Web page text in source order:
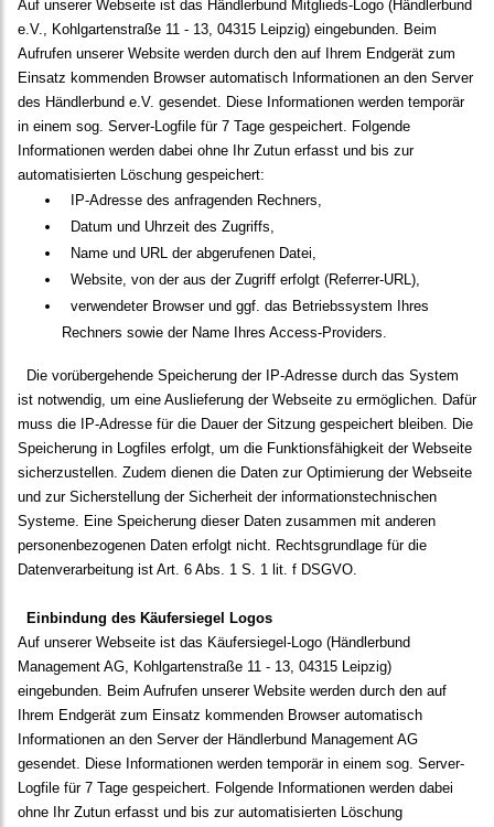
Auf unserer Webseite ist das Händlerbund Mitglieds-Logo (Händlerbund
e.V., Kohlgartenstraße 11 - 13, 04315 Leipzig) eingebunden. Beim
Aufrufen unserer Website werden durch den auf Ihrem Endgerät zum
Einsatz kommenden Browser automatisch Informationen an den Server
des Händlerbund e.V. gesendet. Diese Informationen werden temporär
in einem sog. Server-Logfile für 7 Tage gespeichert. Folgende
Informationen werden dabei ohne Ihr Zutun erfasst und bis zur
automatisierten Löschung gespeichert:
IP-Adresse des anfragenden Rechners,
Datum und Uhrzeit des Zugriffs,
Name und URL der abgerufenen Datei,
Website, von der aus der Zugriff erfolgt (Referrer-URL),
verwendeter Browser und ggf. das Betriebssystem Ihres
Rechners sowie der Name Ihres Access-Providers.
Die vorübergehende Speicherung der IP-Adresse durch das System
ist notwendig, um eine Auslieferung der Webseite zu ermöglichen. Dafür
muss die IP-Adresse für die Dauer der Sitzung gespeichert bleiben. Die
Speicherung in Logfiles erfolgt, um die Funktionsfähigkeit der Webseite
sicherzustellen. Zudem dienen die Daten zur Optimierung der Webseite
und zur Sicherstellung der Sicherheit der informationstechnischen
Systeme. Eine Speicherung dieser Daten zusammen mit anderen
personenbezogenen Daten erfolgt nicht. Rechtsgrundlage für die
Datenverarbeitung ist Art. 6 Abs. 1 S. 1 lit. f DSGVO.
Einbindung des Käufersiegel Logos
Auf unserer Webseite ist das Käufersiegel-Logo (Händlerbund
Management AG, Kohlgartenstraße 11 - 13, 04315 Leipzig)
eingebunden. Beim Aufrufen unserer Website werden durch den auf
Ihrem Endgerät zum Einsatz kommenden Browser automatisch
Informationen an den Server der Händlerbund Management AG
gesendet. Diese Informationen werden temporär in einem sog. Server-
Logfile für 7 Tage gespeichert. Folgende Informationen werden dabei
ohne Ihr Zutun erfasst und bis zur automatisierten Löschung